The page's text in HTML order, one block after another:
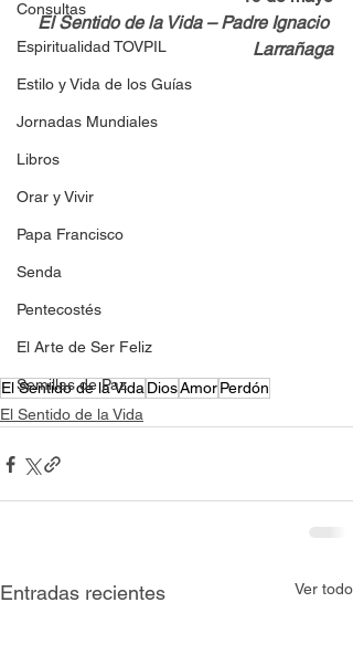
Consultas
Espiritualidad TOVPIL
Estilo y Vida de los Guías
Jornadas Mundiales
Libros
Orar y Vivir
Papa Francisco
Senda
Pentecostés
El Arte de Ser Feliz
Semillas de Paz
El Sentido de la Vida – Padre Ignacio
Larrañaga
El Sentido de la VidaDiosAmorPerdón
El Sentido de la Vida
Entradas recientes Ver todo